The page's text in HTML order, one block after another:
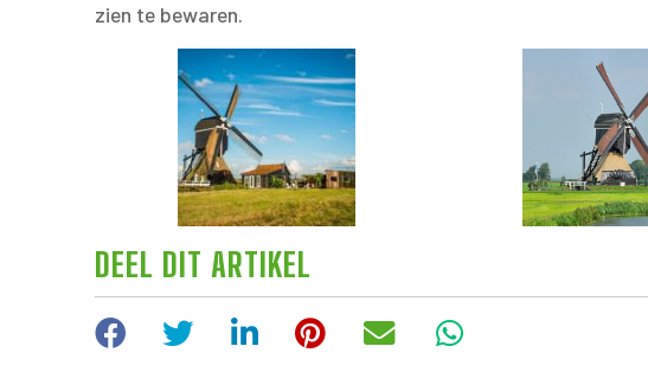
zien te bewaren.
DEEL DIT ARTIKEL
FacebookTwitterLinkedInPinterest
E-mailWhatsApp